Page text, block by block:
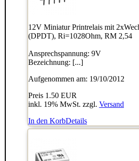
12V Miniatur Printrelais mit
(DPDT), Ri=1028Ohm, RM 2,54
Ansprechspannung: 9V
Bezeichnung: [...]
Aufgenommen am: 19/10/2012
Preis 1.50 EUR
inkl. 19% MwSt. zzgl. Versand
In den KorbDetails